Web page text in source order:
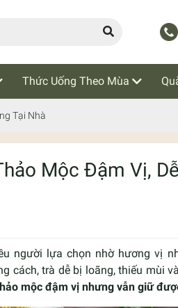
Thức Uống Theo Mùa
Tại Nhà
Mộc Đậm Vị,
người lựa chọn nhờ hương vị
cách, trà dễ bị loãng, thiếu mùi
mộc đậm vị nhưng vẫn giữ